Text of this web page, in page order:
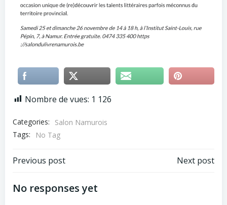
Nombre de vues: 1 126
Categories:
Salon Namurois
Tags:
No Tag
Post
navigation
Previous post Next post
No responses yet